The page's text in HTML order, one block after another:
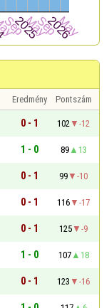
Eredmény
Pontszám
0 - 1 102
-12
1 - 0 89
13
0 - 1 99
-10
0 - 1 116
-17
0 - 1 125
-9
1 - 0 107
18
0 - 1 123
-16